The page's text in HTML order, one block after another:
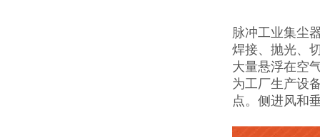
脉冲工业集尘
焊接、抛光、
大量悬浮在空
为工厂生产设
点。侧进风和